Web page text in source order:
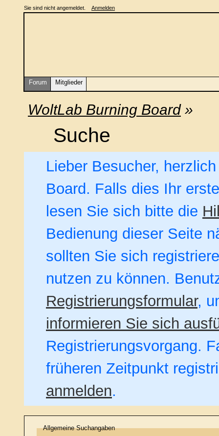
Sie sind nicht angemeldet. Anmelden
Forum Mitglieder
WoltLab Burning Board»
Suche
Lieber Besucher,
Board. Falls dies Ihr
lesen Sie sich bitte die
Bedienung dieser Seite
sollten Sie sich
nutzen zu können.
Registrierungsformular,
informieren Sie sich
Registrierungsvorgang.
früheren Zeitpunkt
anmelden.
Allgemeine Suchangaben